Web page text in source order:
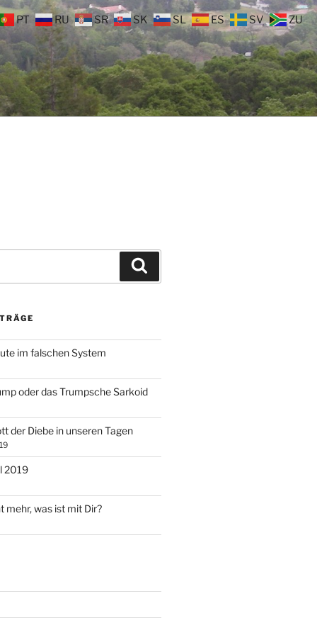
im falschen System
oder das Trumpsche Sarkoid
der Diebe in unseren Tagen
2019
mehr, was ist mit Dir?
PT RU SR SK SL ES SV ZU